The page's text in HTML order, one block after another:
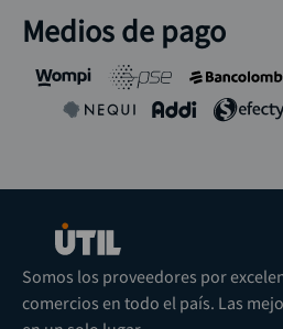
Medios de pago
Somos los proveedores por
comercios en todo el país. Las